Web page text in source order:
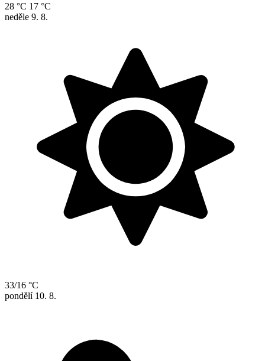
28 °C 17 °C
neděle 9. 8.
33/16 °C
pondělí 10. 8.